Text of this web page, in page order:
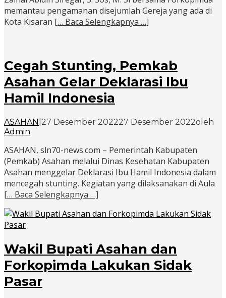
memantau pengamanan disejumlah Gereja yang ada di
Kota Kisaran [… Baca Selengkapnya …]
Cegah Stunting, Pemkab
Asahan Gelar Deklarasi Ibu
Hamil Indonesia
ASAHAN 27 Desember 202227 Desember 2022oleh
Admin
ASAHAN, sln70-news.com – Pemerintah Kabupaten
(Pemkab) Asahan melalui Dinas Kesehatan Kabupaten
Asahan menggelar Deklarasi Ibu Hamil Indonesia dalam
mencegah stunting. Kegiatan yang dilaksanakan di Aula
[… Baca Selengkapnya …]
Wakil Bupati Asahan dan
Forkopimda Lakukan Sidak
Pasar